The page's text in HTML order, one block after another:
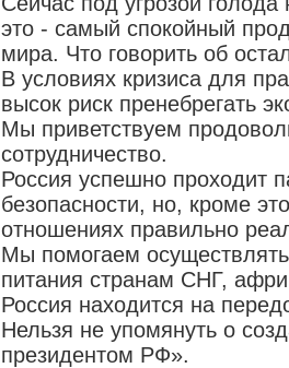
это - самый спокойный
мира. Что говорить об
В условиях кризиса для
высок риск пренебрегать
Мы приветствуем
сотрудничество.
Россия успешно проходит
безопасности, но, кроме
отношениях правильно
Мы помогаем
питания странам СНГ,
Россия находится на
Нельзя не упомянуть о
президентом РФ».